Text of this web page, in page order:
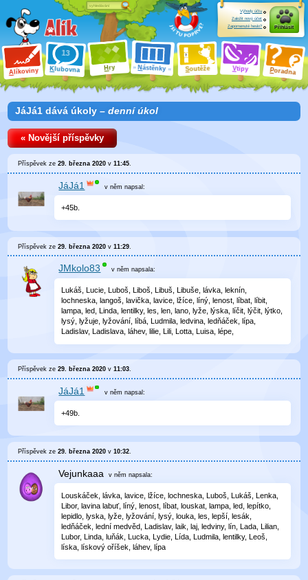
Alíkoviny Klubovna Hry Nástěnky Soutěže Vtipy Poradna
Výhody účtu
Založit nový účet
Zapomenuté heslo?
Přihlásit
JáJá1 dává úkoly – denní úkol
« Novější příspěvky
Příspěvek ze29. března 2020 v11:45.
JáJá1 v něm napsal:
+45b.
Příspěvek ze29. března 2020 v11:29
JMkolo83 v němnapsala:
Lukáš, Lucie, Luboš, Liboš, Libuš, Libuše, lávka, leknín,
lochneska, langoš, lavička, lavice, lžíce, líný, lenost, líbat, líbit,
lampa, led, Linda, lentilky, les, len, lano, lyže, lýska, líčit, lýčit, lýtko,
lysý, lyžuje, lyžování, líbá, Ludmila, ledvina, ledňáček, lípa,
Ladislav, Ladislava, láhev, lilie, Lili, Lotta, Luisa, lépe,
Příspěvek ze29. března 2020 v11:03.
JáJá1 v něm napsal:
+49b.
Příspěvek ze29. března 2020 v10:32.
Vejunkaaa v něm napsala:
Louskáček, lávka, lavice, lžíce, lochneska, Luboš, Lukáš, Lenka,
Libor, lavina labuť, líný, lenost, líbat, louskat, lampa, led, lepítko,
lepidlo, lyska, lyže, lyžování, lysý, louka, les, lepší, lesák,
ledňáček, lední medvěd, Ladislav, laik, laj, ledviny, lín, Lada, Lilian,
Lubor, Linda, luňák, Lucka, Lydie, Lída, Ludmila, lentilky, Leoš,
líska, lískový oříšek, láhev, lípa